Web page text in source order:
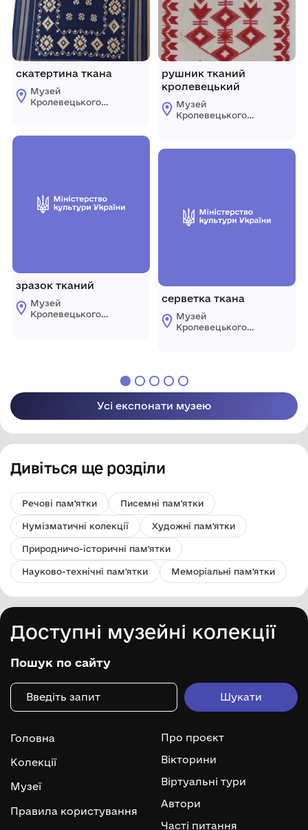
скатертина ткана
Музей
Кролевецького
міської ради
зразок тканий
Музей
Кролевецького
рушник тканий
кролевецький
Музей
Кролевецького
міської ради
серветка ткана
Музей
Кролевецького
Усі експонати музею
Дивіться ще розділи
Речові пам'ятки Писемні пам'ятки
Нумізматичні колекції Художні пам'ятки
Природничо-історичні пам'ятки
Науково-технічні пам'ятки Меморіальні пам'ятки
Доступні музейні колекції
Пошук по сайту
Головна
Колекції
Музеї
Правила користування
Про проєкт
Вікторини
Віртуальні тури
Автори
Часті питання